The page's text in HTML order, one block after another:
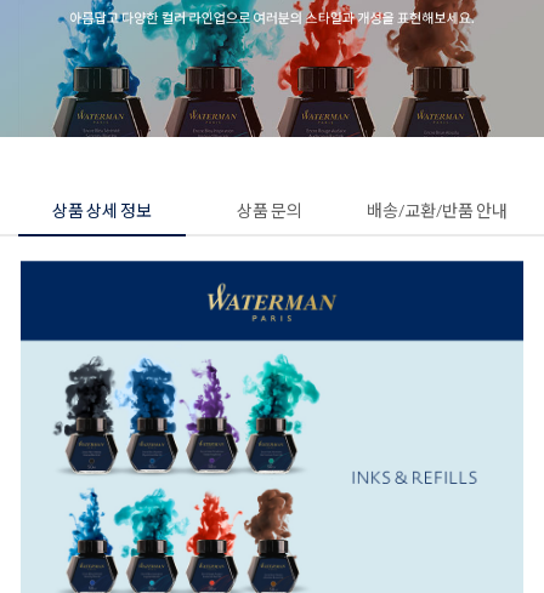
상품 상세 정보 상품 문의 배송/교환/반품 안내